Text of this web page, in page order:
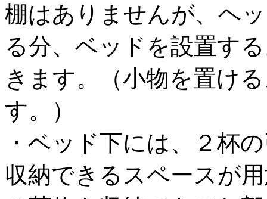
棚はありませんが、ヘ
る分、ベッドを設置す
きます。（小物を置け
す。）
・ベッド下には、２杯
収納できるスペースが